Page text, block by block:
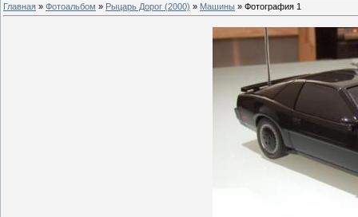
Главная » Фотоальбом » Рыцарь Дорог (2000) » Машины » Фотография 1